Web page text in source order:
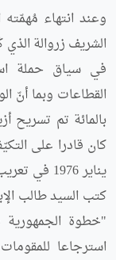
وعند انتهاء
الشريف زروالة
في سياق حملة
القطاعات وبما أنّ
كتب السيد طالب
"خطوة الجمهورية
استرجاعا